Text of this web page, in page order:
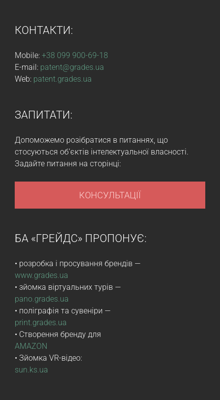
КОНТАКТИ:
Mobile: +38 099 900-69-18
E-mail: patent@grades.ua
Web: patent.grades.ua
ЗАПИТАТИ:
Допоможемо розібратися в питаннях, що
стосуються об’єктів інтелектуальної власності.
Задайте питання на сторінці:
КОНСУЛЬТАЦІЇ
БА «ГРЕЙДС» ПРОПОНУЄ:
• розробка і просування брендів —
www.grades.ua
• зйомка віртуальних турів —
pano.grades.ua
• поліграфія та сувеніри —
print.grades.ua
• Створення бренду для
AMAZON
• Зйомка VR-відео:
sun.ks.ua